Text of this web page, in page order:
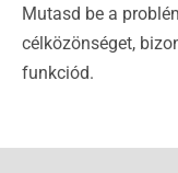
Mutasd be a
célközönséget,
funkciód.